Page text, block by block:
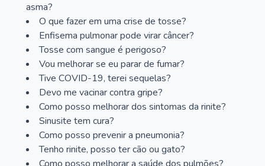
asma?
O que fazer em uma crise de tosse?
Enfisema pulmonar pode virar câncer?
Tosse com sangue é perigoso?
Vou melhorar se eu parar de fumar?
Tive COVID-19, terei sequelas?
Devo me vacinar contra gripe?
Como posso melhorar dos sintomas da rinite?
Sinusite tem cura?
Como posso prevenir a pneumonia?
Tenho rinite, posso ter cão ou gato?